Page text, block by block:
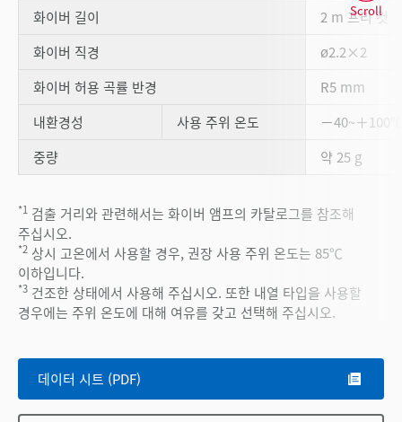
화이버 길이
2 m 프리 컷
화이버 직경
ø2.2×2
화이버 허용 곡률 반경
R5 mm
내환경성
사용 주위 온도
－40~＋
중량
약 25 g
*1 검출 거리와 관련해서는 화이버 앰프의 카탈로그를 참조해
주십시오.
*2 상시 고온에서 사용할 경우, 권장 사용 주위 온도는 85℃
이하입니다.
*3 건조한 상태에서 사용해 주십시오. 또한 내열 타입을 사용할
경우에는 주위 온도에 대해 여유를 갖고 선택해 주십시오.
Scroll
데이터 시트 (PDF)